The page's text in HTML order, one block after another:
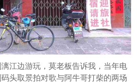
江边游玩，莫老板告诉我，当年电
头取景拍对歌与阿牛哥打柴的两场